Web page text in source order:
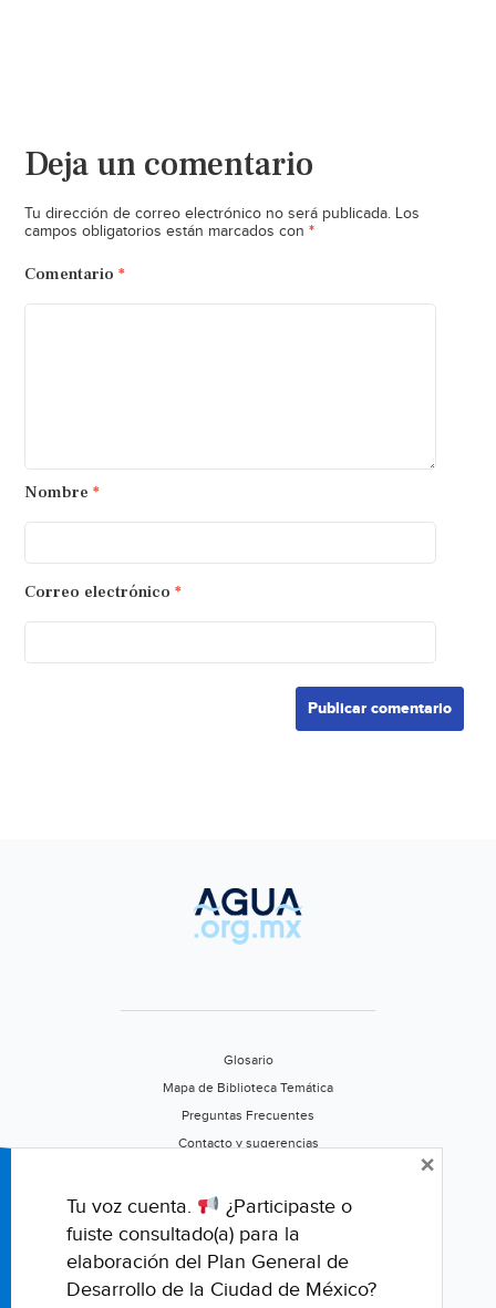
Deja un comentario
Tu dirección de correo electrónico no será publicada. Los
campos obligatorios están marcados con *
Comentario *
Nombre *
Correo electrónico *
Glosario
Mapa de Biblioteca Temática
Preguntas Frecuentes
Contacto y sugerencias
Califica este portal
Tu voz cuenta.
¿Participaste o
fuiste consultado(a) para la
elaboración del Plan General de
Desarrollo de la Ciudad de México?
×